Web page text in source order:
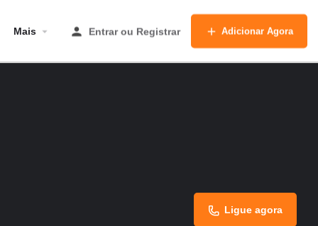
Mais Entrar ou Registrar Adicionar Agora
Ligue agora